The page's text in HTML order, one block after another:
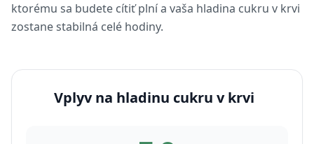
ktorému sa budete cítiť plní a vaša hladina cukru v krvi
zostane stabilná celé hodiny.
Vplyv na hladinu cukru v krvi